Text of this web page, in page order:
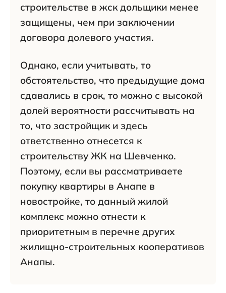
строительстве в жск дольщики менее
защищены, чем при заключении
договора долевого участия.
Однако, если учитывать, то
обстоятельство, что предыдущие дома
сдавались в срок, то можно с высокой
долей вероятности рассчитывать на
то, что застройщик и здесь
ответственно отнесется к
строительству ЖК на Шевченко.
Поэтому, если вы рассматриваете
покупку квартиры в Анапе в
новостройке, то данный жилой
комплекс можно отнести к
приоритетным в перечне других
жилищно-строительных кооперативов
Анапы.